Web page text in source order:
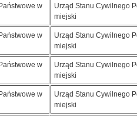
w
Urząd Stanu Cywilnego
miejski
w
Urząd Stanu Cywilnego
miejski
w
Urząd Stanu Cywilnego
miejski
w
Urząd Stanu Cywilnego
miejski